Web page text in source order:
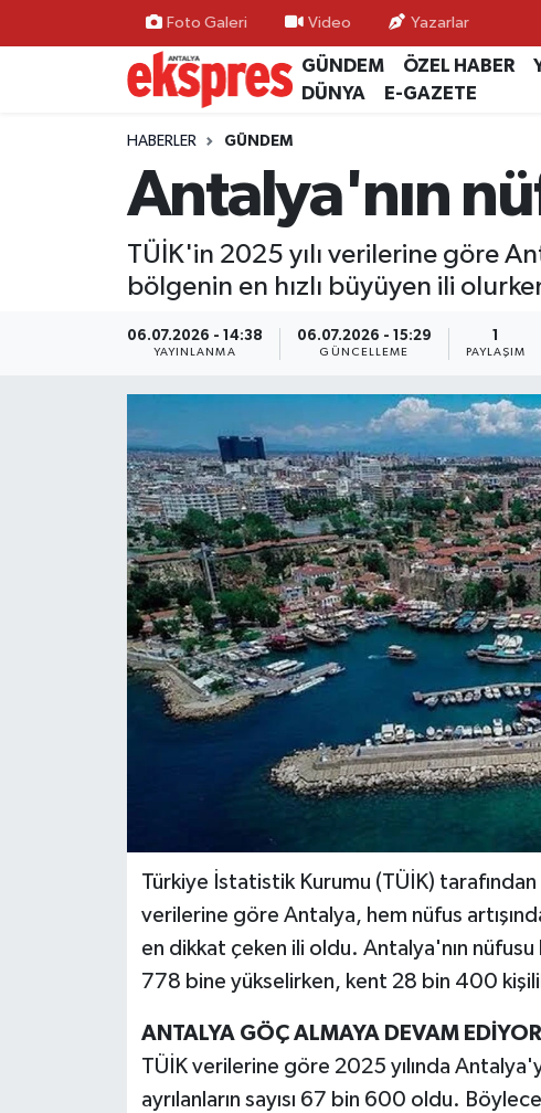
Foto Galeri Video Yazarlar
GÜNDEM ÖZEL HABER
DÜNYA
E-GAZETE
HABERLER GÜNDEM
Antalya'nın
TÜİK'in 2025 yılı verilerine göre
bölgenin en hızlı büyüyen ili
06.07.2026 - 14:38
YAYINLANMA
06.07.2026 - 15:29
GÜNCELLEME
1
PAYLAŞIM
Türkiye İstatistik Kurumu (TÜİK) tarafından
verilerine göre Antalya, hem nüfus
en dikkat çeken ili oldu. Antalya'nın
778 bine yükselirken, kent 28 bin 400
ANTALYA GÖÇ ALMAYA DEVAM EDİYOR
TÜİK verilerine göre 2025 yılında
ayrılanların sayısı 67 bin 600 oldu.
ÖZEL HABER
GÜNDEM
YEREL GÜNDEM
EKONOMİ
SAĞLIK
EĞİTİM
TURİZM
RESMİ İLAN
MAGAZİN
Nöbetçi Eczaneler
Hava Durumu
Trafik Durumu
Süper Lig Puan Durumu ve Fikstür